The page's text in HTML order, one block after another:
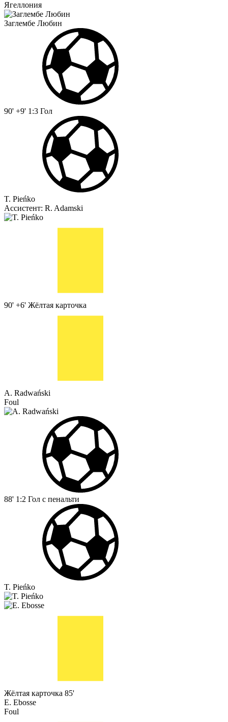
Ягеллония
Заглембе Любин
90' +9' 1:3 Гол
T. Pieńko
Ассистент: R. Adamski
90' +6' Жёлтая карточка
A. Radwański
Foul
88' 1:2 Гол с пенальти
T. Pieńko
Жёлтая карточка 85'
E. Ebosse
Foul